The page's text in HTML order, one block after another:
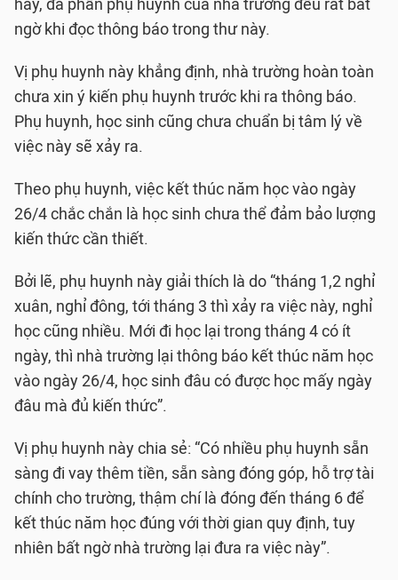
hay, đa phần phụ huynh của nhà trường đều rất bất
ngờ khi đọc thông báo trong thư này.
Vị phụ huynh này khẳng định, nhà trường hoàn toàn
chưa xin ý kiến phụ huynh trước khi ra thông báo.
Phụ huynh, học sinh cũng chưa chuẩn bị tâm lý về
việc này sẽ xảy ra.
Theo phụ huynh, việc kết thúc năm học vào ngày
26/4 chắc chắn là học sinh chưa thể đảm bảo lượng
kiến thức cần thiết.
Bởi lẽ, phụ huynh này giải thích là do “tháng 1,2 nghỉ
xuân, nghỉ đông, tới tháng 3 thì xảy ra việc này, nghỉ
học cũng nhiều. Mới đi học lại trong tháng 4 có ít
ngày, thì nhà trường lại thông báo kết thúc năm học
vào ngày 26/4, học sinh đâu có được học mấy ngày
đâu mà đủ kiến thức”.
Vị phụ huynh này chia sẻ: “Có nhiều phụ huynh sẵn
sàng đi vay thêm tiền, sẵn sàng đóng góp, hỗ trợ tài
chính cho trường, thậm chí là đóng đến tháng 6 để
kết thúc năm học đúng với thời gian quy định, tuy
nhiên bất ngờ nhà trường lại đưa ra việc này”.